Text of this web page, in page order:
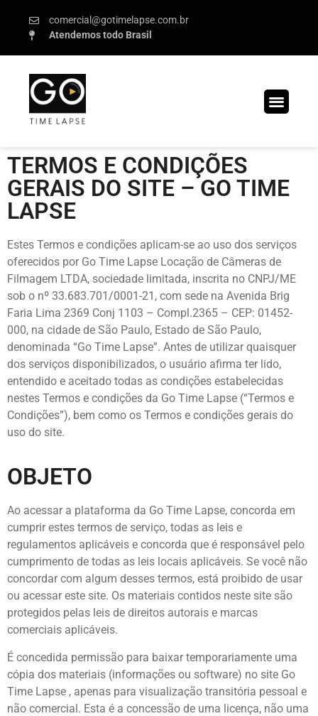
comercial@gotimelapse.com.br
Atendemos todo Brasil
TERMOS E CONDIÇÕES
GERAIS DO SITE – GO TIME
LAPSE
Estes Termos e condições aplicam-se ao uso dos serviços
oferecidos por Go Time Lapse Locação de Câmeras de
Filmagem LTDA, sociedade limitada, inscrita no CNPJ/ME
sob o nº 33.683.701/0001-21, com sede na Avenida Brig
Faria Lima 2369 Conj 1103 – Compl.2365 – CEP: 01452-
000, na cidade de São Paulo, Estado de São Paulo,
denominada “Go Time Lapse”. Antes de utilizar quaisquer
dos serviços disponibilizados, o usuário afirma ter lido,
entendido e aceitado todas as condições estabelecidas
nestes Termos e condições da Go Time Lapse (“Termos e
Condições”), bem como os Termos e condições gerais do
uso do site.
OBJETO
Ao acessar a plataforma da Go Time Lapse, concorda em
cumprir estes termos de serviço, todas as leis e
regulamentos aplicáveis ​​e concorda que é responsável pelo
cumprimento de todas as leis locais aplicáveis. Se você não
concordar com algum desses termos, está proibido de usar
ou acessar este site. Os materiais contidos neste site são
protegidos pelas leis de direitos autorais e marcas
comerciais aplicáveis.
É concedida permissão para baixar temporariamente uma
cópia dos materiais (informações ou software) no site Go
Time Lapse , apenas para visualização transitória pessoal e
não comercial. Esta é a concessão de uma licença, não uma